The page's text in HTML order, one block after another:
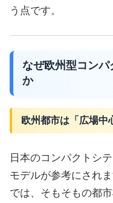
う点です。
なぜ欧州型コン
か
欧州都市は「広場中
日本のコンパクトシ
モデルが参考にされ
では、そもそもの都